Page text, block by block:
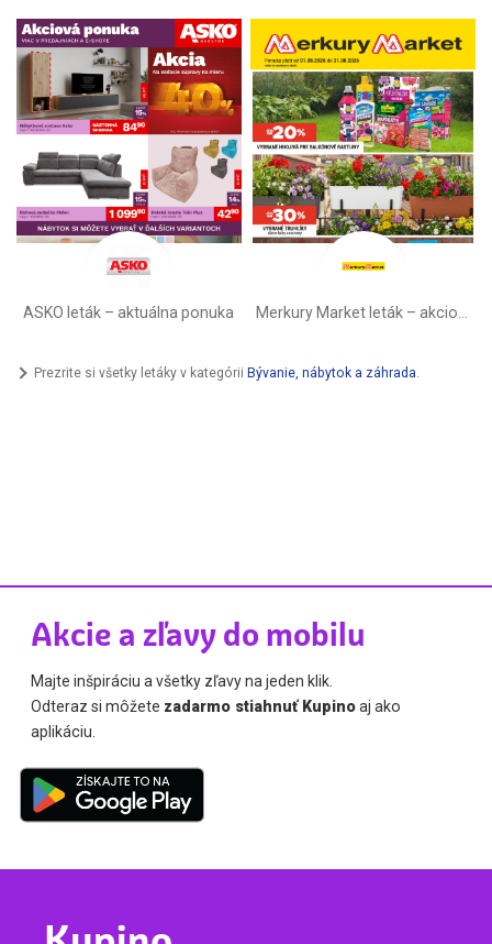
ASKO leták – aktuálna ponuka
Prezrite si všetky letáky v kategórii Bývanie, nábytok a záhrada.
Akcie a zľavy do mobilu
Majte inšpiráciu a všetky zľavy na jeden klik.
Odteraz si môžete zadarmo stiahnuť Kupinoaj ako
aplikáciu.